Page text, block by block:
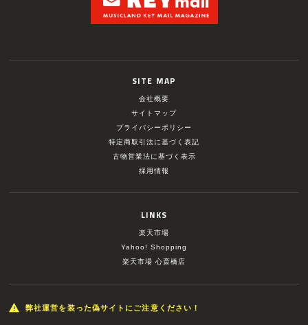
SITE MAP
会社概要
サイトマップ
プライバシーポリシー
特定商取引法に基づく表記
古物営業法に基づく表示
採用情報
LINKS
楽天市場
Yahoo! Shopping
楽天市場 心斎橋店
弊社運営を装った偽サイトにご注意ください！